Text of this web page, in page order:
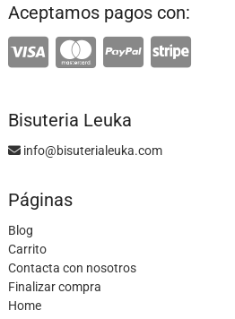
Aceptamos pagos con:
Bisuteria Leuka
info@bisuterialeuka.com
Páginas
Blog
Carrito
Contacta con nosotros
Finalizar compra
Home